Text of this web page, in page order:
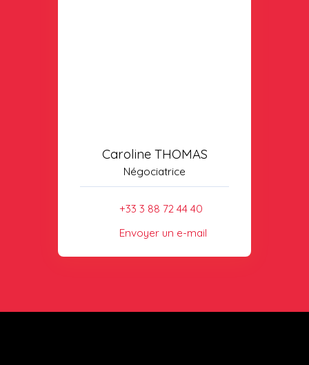
Caroline THOMAS
Négociatrice
+33 3 88 72 44 40
Envoyer un e-mail